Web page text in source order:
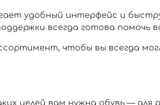
удобный интерфейс и
всегда готова помочь
чтобы вы всегда
целей вам нужна обувь —